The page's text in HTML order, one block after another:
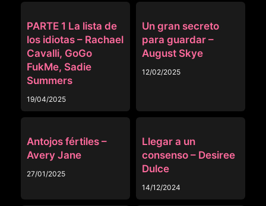
PARTE 1 La lista de
los idiotas – Rachael
Cavalli, GoGo
FukMe, Sadie
Summers
19/04/2025
Un gran secreto
para guardar –
August Skye
12/02/2025
Antojos fértiles –
Avery Jane
27/01/2025
Llegar a un
consenso – Desiree
Dulce
14/12/2024